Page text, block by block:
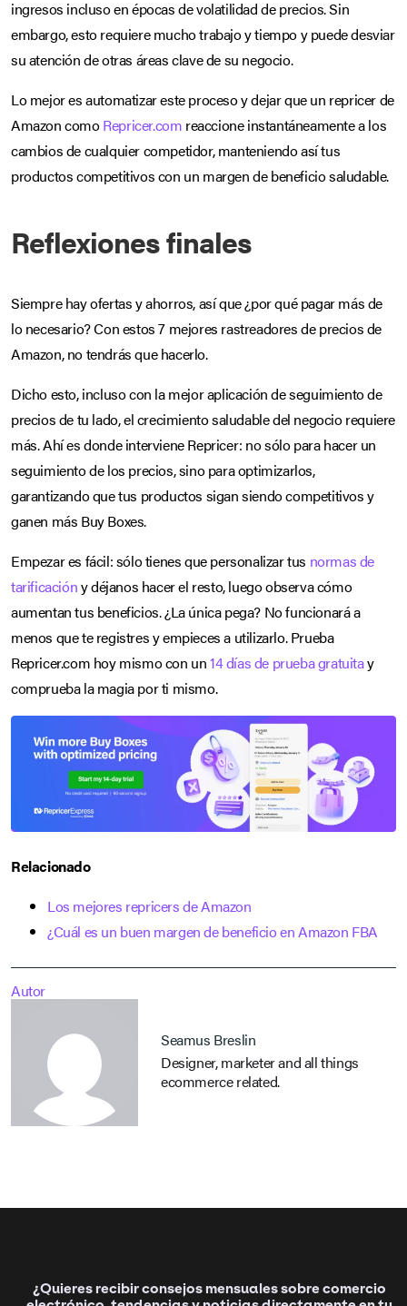
ingresos incluso en épocas de volatilidad de precios. Sin
embargo, esto requiere mucho trabajo y tiempo y puede desviar
su atención de otras áreas clave de su negocio.
Lo mejor es automatizar este proceso y dejar que un repricer de
Amazon comoRepricer.com reaccione instantáneamente a los
cambios de cualquier competidor, manteniendo así tus
productos competitivos con un margen de beneficio saludable.
Reflexiones finales
Siempre hay ofertas y ahorros, así que ¿por qué pagar más de
lo necesario? Con estos 7 mejores rastreadores de precios de
Amazon, no tendrás que hacerlo.
Dicho esto, incluso con la mejor aplicación de seguimiento de
precios de tu lado, el crecimiento saludable del negocio requiere
más. Ahí es donde interviene Repricer: no sólo para hacer un
seguimiento de los precios, sino para optimizarlos,
garantizando que tus productos sigan siendo competitivos y
ganen más Buy Boxes.
Empezar es fácil: sólo tienes que personalizar tus normas de
tarificacióny déjanos hacer el resto, luego observa cómo
aumentan tus beneficios. ¿La única pega? No funcionará a
menos que te registres y empieces a utilizarlo. Prueba
Repricer.com hoy mismo con un14 días de prueba gratuitay
comprueba la magia por ti mismo.
Relacionado
Los mejores repricers de Amazon
¿Cuál es un buen margen de beneficio en Amazon FBA
Autor
Seamus Breslin
Designer, marketer and all things
ecommerce related.
¿Quieres recibir consejos mensuales sobre comercio